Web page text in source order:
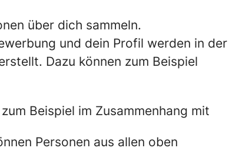
über dich sammeln.
und dein Profil werden in der
Dazu können zum Beispiel
Beispiel im Zusammenhang mit
Personen aus allen oben